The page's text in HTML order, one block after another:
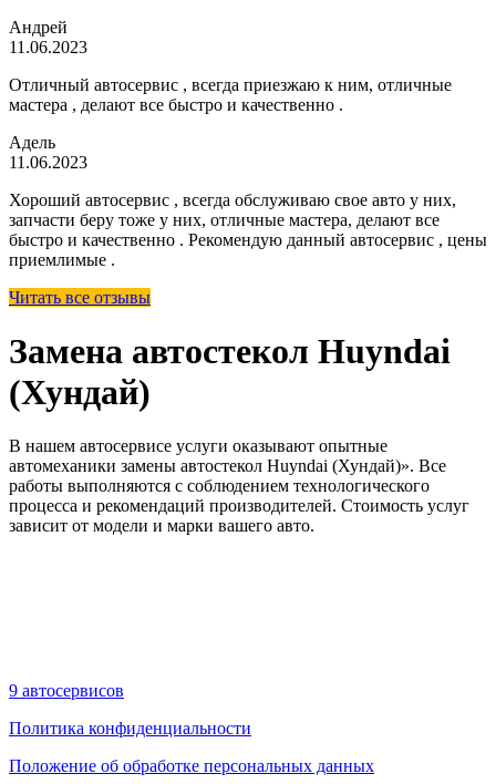
Андрей
11.06.2023
Отличный автосервис , всегда приезжаю к ним, отличные
мастера , делают все быстро и качественно .
Адель
11.06.2023
Хороший автосервис , всегда обслуживаю свое авто у них,
запчасти беру тоже у них, отличные мастера, делают все
быстро и качественно . Рекомендую данный автосервис , цены
приемлимые .
Читать все отзывы
Замена автостекол Huyndai
(Хундай)
В нашем автосервисе услуги оказывают опытные
автомеханики замены автостекол Huyndai (Хундай)». Все
работы выполняются с соблюдением технологического
процесса и рекомендаций производителей. Стоимость услуг
зависит от модели и марки вашего авто.
9 автосервисов
Политика конфиденциальности
Положение об обработке персональных данных